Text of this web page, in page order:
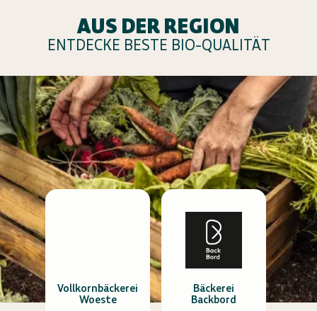
AUS DER REGION
ENTDECKE BESTE BIO-QUALITÄT
Vollkornbäckerei
Woeste
Bäckerei
Backbord